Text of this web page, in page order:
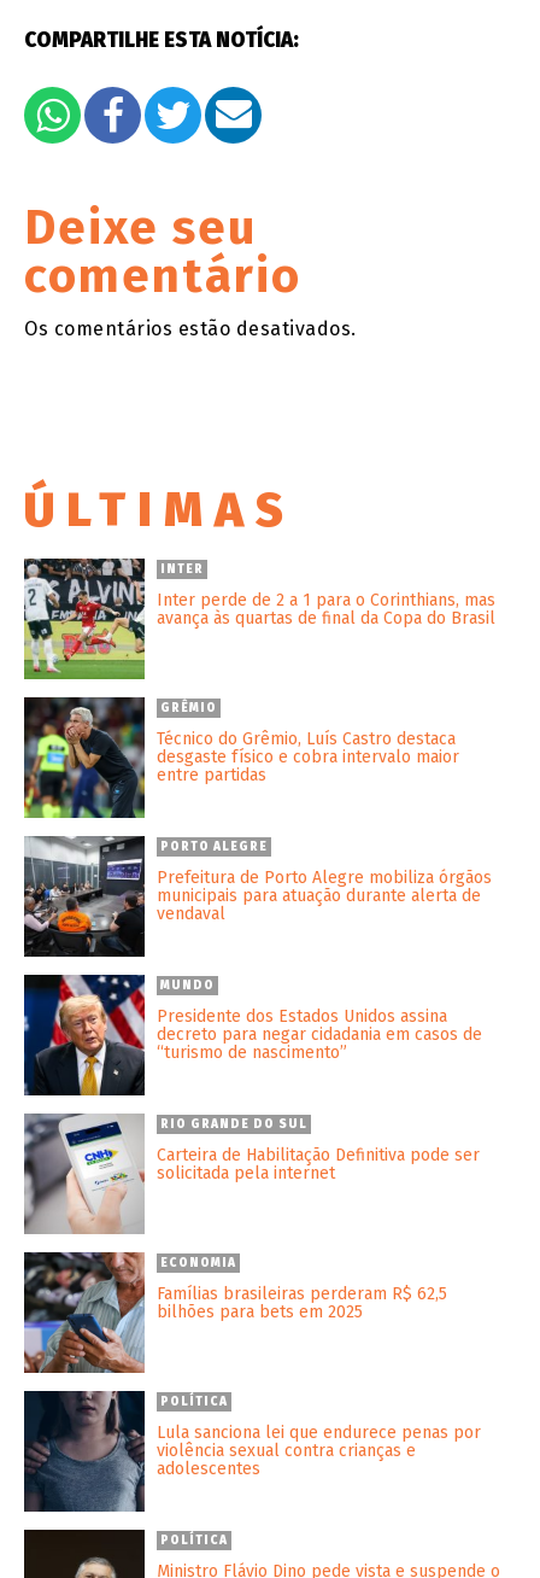
COMPARTILHE ESTA NOTÍCIA:
Deixe seu
comentário
Os comentários estão desativados.
ÚLTIMAS
INTER
Inter perde de 2 a 1 para o Corinthians, mas
avança às quartas de final da Copa do Brasil
GRÊMIO
Técnico do Grêmio, Luís Castro destaca
desgaste físico e cobra intervalo maior
entre partidas
PORTO ALEGRE
Prefeitura de Porto Alegre mobiliza órgãos
municipais para atuação durante alerta de
vendaval
MUNDO
Presidente dos Estados Unidos assina
decreto para negar cidadania em casos de
“turismo de nascimento”
RIO GRANDE DO SUL
Carteira de Habilitação Definitiva pode ser
solicitada pela internet
ECONOMIA
Famílias brasileiras perderam R$ 62,5
bilhões para bets em 2025
POLÍTICA
Lula sanciona lei que endurece penas por
violência sexual contra crianças e
adolescentes
POLÍTICA
Ministro Flávio Dino pede vista e suspende o